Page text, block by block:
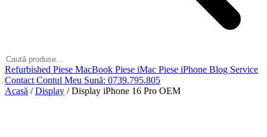
Refurbished Piese MacBook Piese iMac Piese iPhone Blog Service
Contact Contul Meu Sună: 0739.795.805
Acasă / Display / Display iPhone 16 Pro OEM